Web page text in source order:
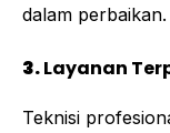
dalam perbaikan.
3.Layanan
Teknisi